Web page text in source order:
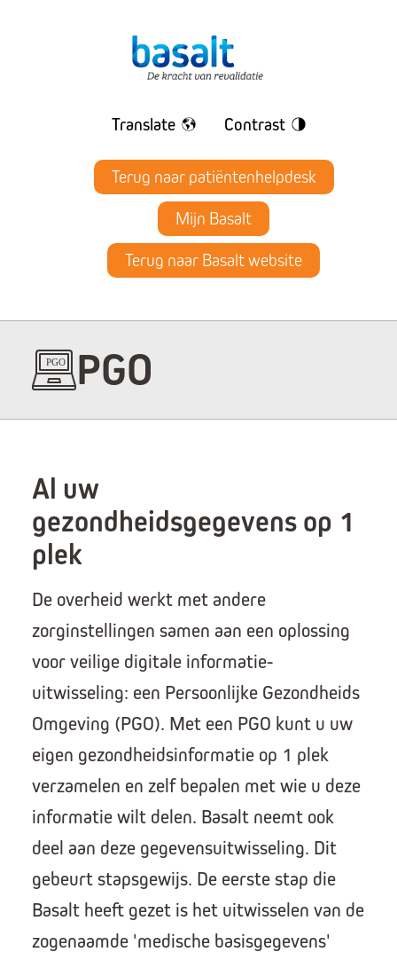
Translate Contrast
Terug naar patiëntenhelpdesk
Mijn Basalt
Terug naar Basalt website
PGO
Al uw
gezondheidsgegevens op 1
plek
De overheid werkt met andere
zorginstellingen samen aan een oplossing
voor veilige digitale informatie-
uitwisseling: een Persoonlijke Gezondheids
Omgeving (PGO). Met een PGO kunt u uw
eigen gezondheidsinformatie op 1 plek
verzamelen en zelf bepalen met wie u deze
informatie wilt delen. Basalt neemt ook
deel aan deze gegevensuitwisseling. Dit
gebeurt stapsgewijs. De eerste stap die
Basalt heeft gezet is het uitwisselen van de
zogenaamde 'medische basisgegevens'